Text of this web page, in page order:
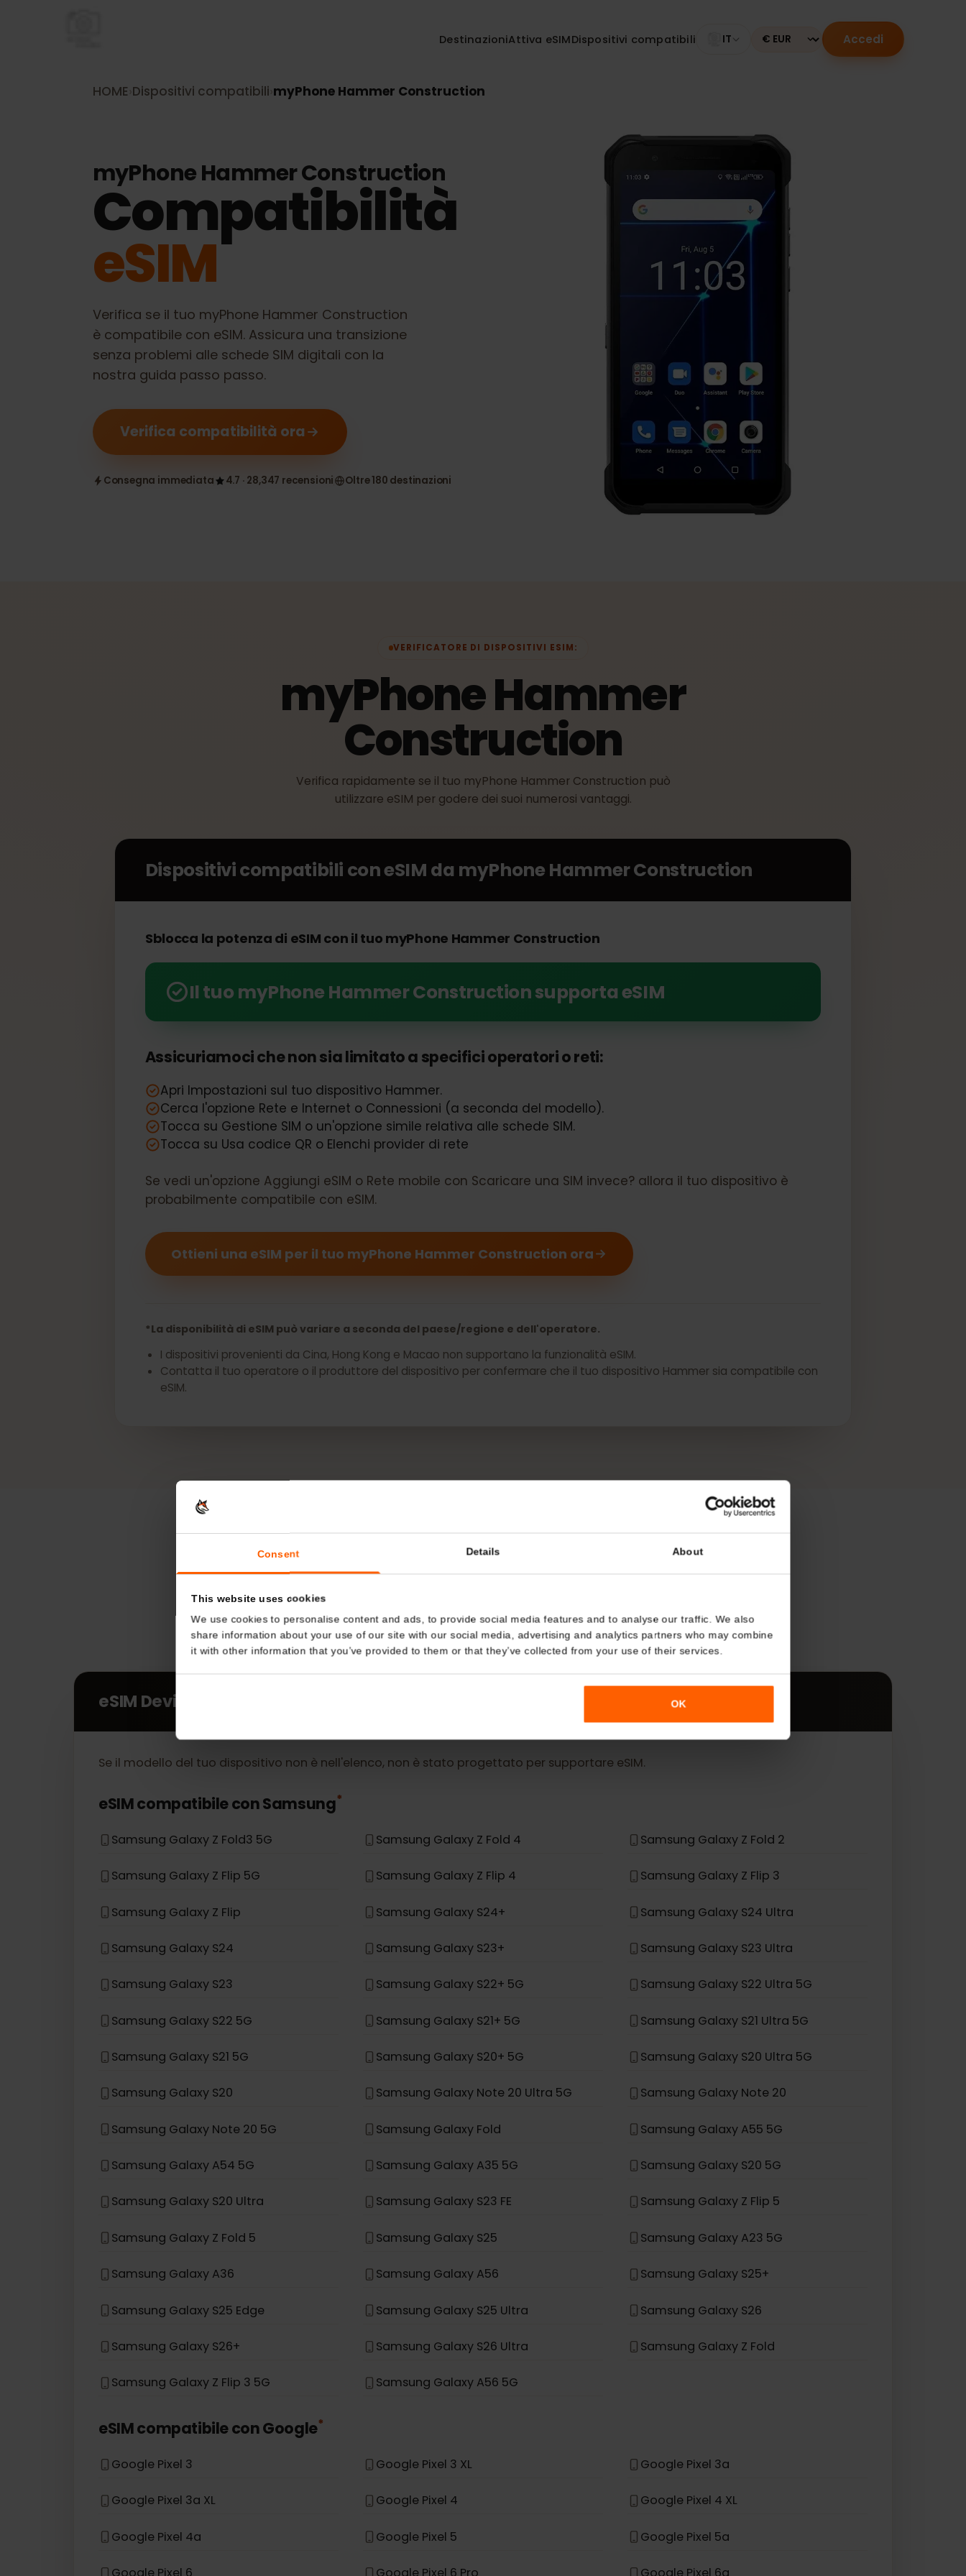
Consent Details About
We use cookies to personalise content and ads, to provide social media features and to analyse our traffic. We also
share information about your use of our site with our social media, advertising and analytics partners who may combine
it with other information that you’ve provided to them or that they’ve collected from your use of their services.
DestinazioniAttiva eSIMDispositivi compatibili IT Currency Accedi
HOME›Dispositivi compatibili›myPhone Hammer Construction
myPhone Hammer Construction
Compatibilità
eSIM
Verifica se il tuo myPhone Hammer Construction
è compatibile con eSIM. Assicura una transizione
senza problemi alle schede SIM digitali con la
Verifica compatibilità ora
VERIFICATORE DI DISPOSITIVI ESIM:
myPhone Hammer
Construction
utilizzare eSIM per godere dei suoi numerosi vantaggi.
Sblocca la potenza di eSIM con il tuo myPhone Hammer Construction
Il tuo myPhone Hammer Construction supporta eSIM
Assicuriamoci che non sia limitato a specifici operatori o reti:
Apri Impostazioni sul tuo dispositivo Hammer.
Tocca su Gestione SIM o un'opzione simile relativa alle schede SIM.
Tocca su Usa codice QR o Elenchi provider di rete
Se vedi un'opzione Aggiungi eSIM o Rete mobile con Scaricare una SIM invece? allora il tuo dispositivo è
probabilmente compatibile con eSIM.
Ottieni una eSIM per il tuo myPhone Hammer Construction ora
DI PIÙ
eSIM Devices
Our eSIM cards also work with the following devices.
eSIM Devices
Samsung Galaxy Z Flip Samsung Galaxy S24+ Samsung Galaxy S24 Ultra
Samsung Galaxy S24 Samsung Galaxy S23+ Samsung Galaxy S23 Ultra
Samsung Galaxy S23 Samsung Galaxy S22+ 5G Samsung Galaxy S22 Ultra 5G
Samsung Galaxy S22 5G Samsung Galaxy S21+ 5G Samsung Galaxy S21 Ultra 5G
Samsung Galaxy S21 5G Samsung Galaxy S20+ 5G Samsung Galaxy S20 Ultra 5G
Samsung Galaxy S20 Samsung Galaxy Note 20 Ultra 5G Samsung Galaxy Note 20
Samsung Galaxy Note 20 5G Samsung Galaxy Fold Samsung Galaxy A55 5G
Samsung Galaxy A54 5G Samsung Galaxy A35 5G Samsung Galaxy S20 5G
Samsung Galaxy S20 Ultra Samsung Galaxy S23 FE Samsung Galaxy Z Flip 5
Samsung Galaxy Z Fold 5 Samsung Galaxy S25 Samsung Galaxy A23 5G
Samsung Galaxy A36 Samsung Galaxy A56
Samsung Galaxy S25 Edge
Samsung Galaxy S26+ Samsung Galaxy S26 Ultra Samsung Galaxy Z Fold
Samsung Galaxy Z Flip 3 5G Samsung Galaxy A56 5G